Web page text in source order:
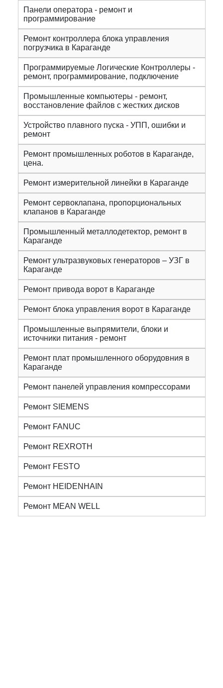
Панели оператора - ремонт и
программирование
Ремонт контроллера блока управления
погрузчика в Караганде
Программируемые Логические Контроллеры -
ремонт, программирование, подключение
Промышленные компьютеры - ремонт,
восстановление файлов с жестких дисков
Устройство плавного пуска - УПП, ошибки и
ремонт
Ремонт промышленных роботов в Караганде,
цена.
Ремонт измерительной линейки в Караганде
Ремонт сервоклапана, пропорциональных
клапанов в Караганде
Промышленный металлодетектор, ремонт в
Караганде
Ремонт ультразвуковых генераторов – УЗГ в
Караганде
Ремонт привода ворот в Караганде
Ремонт блока управления ворот в Караганде
Промышленные выпрямители, блоки и
источники питания - ремонт
Ремонт плат промышленного оборудовния в
Караганде
Ремонт панелей управления компрессорами
Ремонт SIEMENS
Ремонт FANUC
Ремонт REXROTH
Ремонт FESTO
Ремонт HEIDENHAIN
Ремонт MEAN WELL